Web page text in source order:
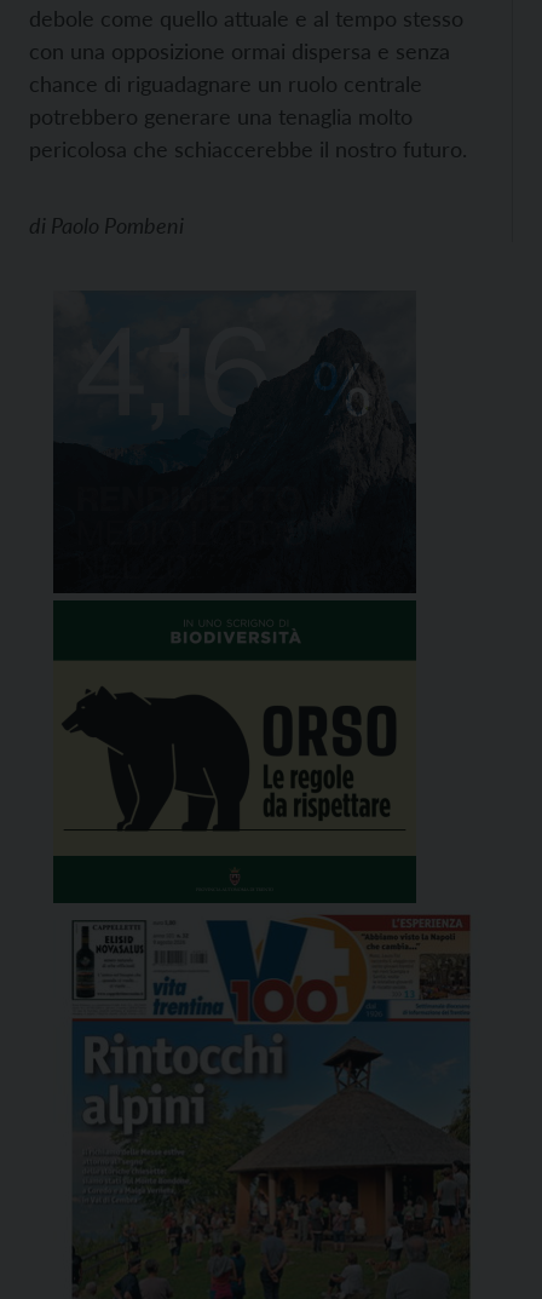
debole come quello attuale e al tempo stesso
con una opposizione ormai dispersa e senza
chance di riguadagnare un ruolo centrale
potrebbero generare una tenaglia molto
pericolosa che schiaccerebbe il nostro futuro.
di Paolo Pombeni